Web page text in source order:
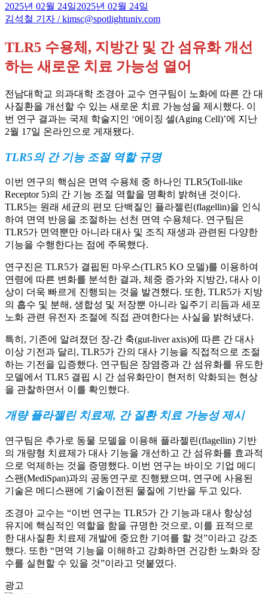
2025년 02월 24일2025년 02월 24일
김석철 기자 / kimsc@spotlightuniv.com
TLR5 수용체, 지방간 및 간 섬유화 개선
하는 새로운 치료 가능성 열어
전남대학교 의과대학 조경아 교수 연구팀이 노화에 따른 간 대
사질환을 개선할 수 있는 새로운 치료 가능성을 제시했다. 이
번 연구 결과는 국제 학술지인 ‘에이징 셀(Aging Cell)’에 지난
2월 17일 온라인으로 게재됐다.
TLR5의 간 기능 조절 역할 규명
이번 연구의 핵심은 면역 수용체 중 하나인 TLR5(Toll-like
Receptor 5)의 간 기능 조절 역할을 명확히 밝혀낸 것이다.
TLR5는 원래 세균의 편모 단백질인 플라젤린(flagellin)을 인식
하여 면역 반응을 조절하는 선천 면역 수용체다. 연구팀은
TLR5가 면역뿐만 아니라 대사 및 조직 재생과 관련된 다양한
기능을 수행한다는 점에 주목했다.
연구진은 TLR5가 결핍된 마우스(TLR5 KO 모델)를 이용하여
연령에 따른 변화를 분석한 결과, 체중 증가와 지방간, 대사 이
상이 더욱 빠르게 진행되는 것을 발견했다. 또한, TLR5가 지방
의 흡수 및 분해, 생합성 및 저장뿐 아니라 일주기 리듬과 세포
노화 관련 유전자 조절에 직접 관여한다는 사실을 밝혀냈다.
특히, 기존에 알려졌던 장-간 축(gut-liver axis)에 따른 간 대사
이상 기전과 달리, TLR5가 간의 대사 기능을 직접적으로 조절
하는 기전을 입증했다. 연구팀은 장염증과 간 섬유화를 유도한
모델에서 TLR5 결핍 시 간 섬유화만이 현저히 악화되는 현상
을 관찰하면서 이를 확인했다.
개량 플라젤린 치료제, 간 질환 치료 가능성 제시
연구팀은 추가로 동물 모델을 이용해 플라젤린(flagellin) 기반
의 개량형 치료제가 대사 기능을 개선하고 간 섬유화를 효과적
으로 억제하는 것을 증명했다. 이번 연구는 바이오 기업 메디
스팬(MediSpan)과의 공동연구로 진행됐으며, 연구에 사용된
기술은 메디스팬에 기술이전된 물질에 기반을 두고 있다.
조경아 교수는 “이번 연구는 TLR5가 간 기능과 대사 항상성
유지에 핵심적인 역할을 함을 규명한 것으로, 이를 표적으로
한 대사질환 치료제 개발에 중요한 기여를 할 것”이라고 강조
했다. 또한 “면역 기능을 이해하고 강화하면 건강한 노화와 장
수를 실현할 수 있을 것”이라고 덧붙였다.
광고